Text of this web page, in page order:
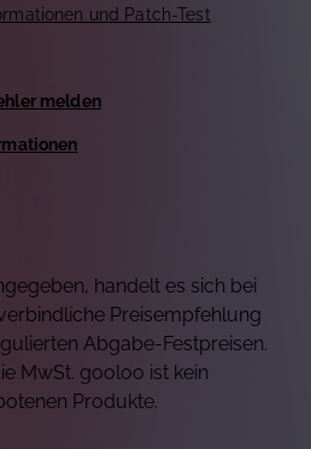
und Patch-Test
melden
handelt es sich bei
Preisempfehlung
Abgabe-Festpreisen.
MwSt. gooloo ist kein
Produkte.